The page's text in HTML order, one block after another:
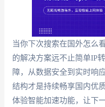
当你下次搜索在国外怎么
的解决方案远不止简单IP
障，从数据安全到实时响
结构才是持续畅享国内优
体验智能加速功能，让下